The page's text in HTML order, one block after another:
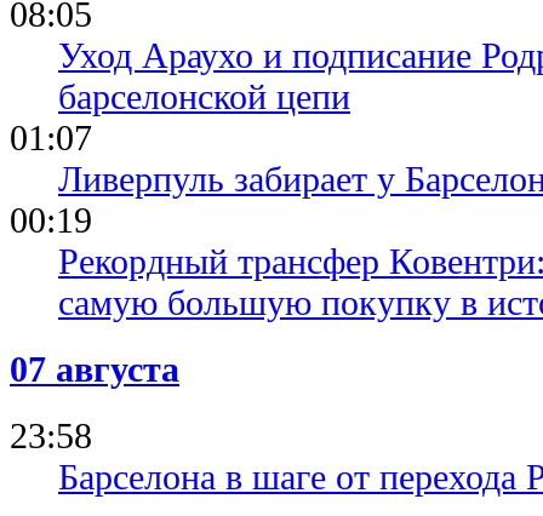
08:05
Уход Араухо и подписание
барселонской цепи
01:07
Ливерпуль забирает у
00:19
Рекордный трансфер
самую большую покупку в
07 августа
23:58
Барселона в шаге от перехода